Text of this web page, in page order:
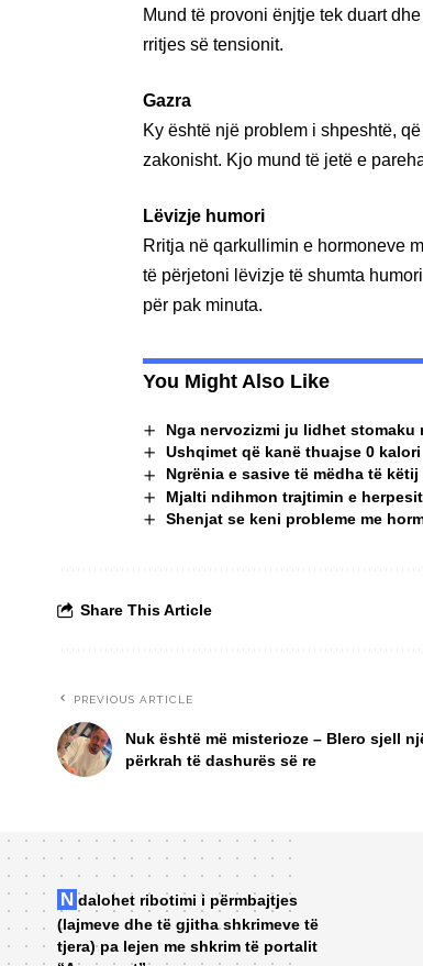
Mund të provoni ënjtje tek duart
rritjes së tensionit.
Gazra
Ky është një problem i shpeshtë,
zakonisht. Kjo mund të jetë e
Lëvizje humori
Rritja në qarkullimin e hormoneve
të përjetoni lëvizje të shumta
për pak minuta.
You Might Also Like
Nga nervozizmi ju lidhet
Ushqimet që kanë thuajse 0 kalori
Ngrënia e sasive të mëdha të
Mjalti ndihmon trajtimin e
Shenjat se keni probleme me
Share This Article
PREVIOUS ARTICLE
Nuk është më misterioze – Blero sjell
përkrah të dashurës së re
Ndalohet ribotimi i përmbajtjes
(lajmeve dhe të gjitha shkrimeve të
tjera) pa lejen me shkrim të portalit